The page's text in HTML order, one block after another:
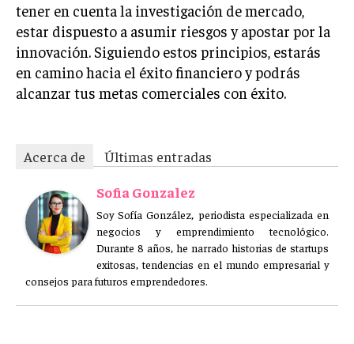
tener en cuenta la investigación de mercado,
estar dispuesto a asumir riesgos y apostar por la
innovación. Siguiendo estos principios, estarás
en camino hacia el éxito financiero y podrás
alcanzar tus metas comerciales con éxito.
Acerca de
Últimas entradas
Sofia Gonzalez
Soy Sofía González, periodista especializada en
negocios y emprendimiento tecnológico.
Durante 8 años, he narrado historias de startups
exitosas, tendencias en el mundo empresarial y
consejos para futuros emprendedores.